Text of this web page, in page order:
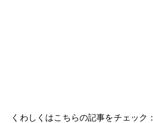
くわしくはこちらの記事をチェック：